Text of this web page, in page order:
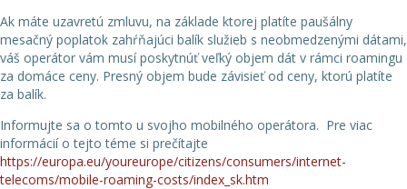
Ak máte uzavretú zmluvu, na základe ktorej platíte paušálny
mesačný poplatok zahŕňajúci balík služieb s neobmedzenými dátami,
váš operátor vám musí poskytnúť veľký objem dát v rámci roamingu
za domáce ceny. Presný objem bude závisieť od ceny, ktorú platíte
za balík.
Informujte sa o tomto u svojho mobilného operátora. Pre viac
informácií o tejto téme si prečítajte
https://europa.eu/youreurope/citizens/consumers/internet-
telecoms/mobile-roaming-costs/index_sk.htm